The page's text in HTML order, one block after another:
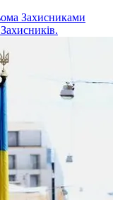
Захисниками